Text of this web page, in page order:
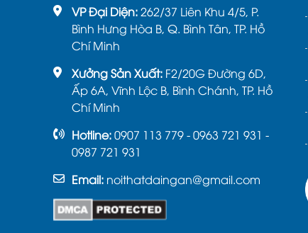
VP Đại Diện:262/37 Liên Khu 4/5, P.
Bình Hưng Hòa B, Q. Bình Tân, TP. Hồ
Chí Minh
Xưởng Sản Xuất: F2/20G Đường 6D,
Ấp 6A, Vĩnh Lộc B, Bình Chánh, TP. Hồ
Chí Minh
Hotline:0907 113 779 - 0963 721 931 -
0987 721 931
Email: noithatdaingan@gmail.com